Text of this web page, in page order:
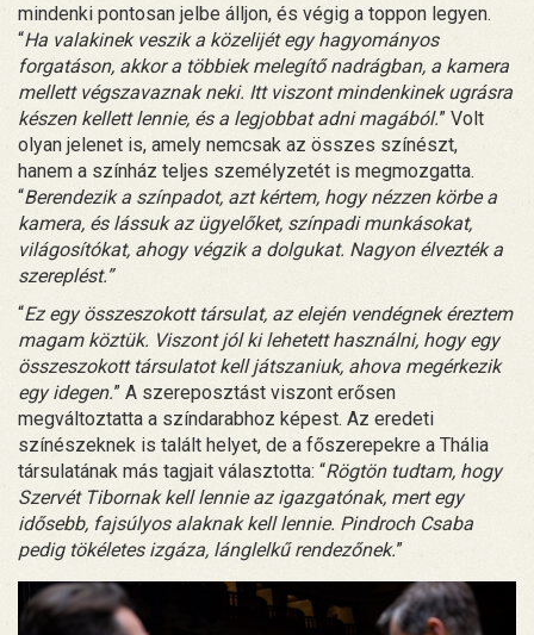
mindenki pontosan jelbe álljon, és végig a toppon legyen.
“Ha valakinek veszik a közelijét egy hagyományos
forgatáson, akkor a többiek melegítő nadrágban, a kamera
mellett végszavaznak neki. Itt viszont mindenkinek ugrásra
készen kellett lennie, és a legjobbat adni magából.” Volt
olyan jelenet is, amely nemcsak az összes színészt,
hanem a színház teljes személyzetét is megmozgatta.
“Berendezik a színpadot, azt kértem, hogy nézzen körbe a
kamera, és lássuk az ügyelőket, színpadi munkásokat,
világosítókat, ahogy végzik a dolgukat. Nagyon élvezték a
szereplést.”
“Ez egy összeszokott társulat, az elején vendégnek éreztem
magam köztük. Viszont jól ki lehetett használni, hogy egy
összeszokott társulatot kell játszaniuk, ahova megérkezik
egy idegen.” A szereposztást viszont erősen
megváltoztatta a színdarabhoz képest. Az eredeti
színészeknek is talált helyet, de a főszerepekre a Thália
társulatának más tagjait választotta: “Rögtön tudtam, hogy
Szervét Tibornak kell lennie az igazgatónak, mert egy
idősebb, fajsúlyos alaknak kell lennie. Pindroch Csaba
pedig tökéletes izgáza, lánglelkű rendezőnek.”